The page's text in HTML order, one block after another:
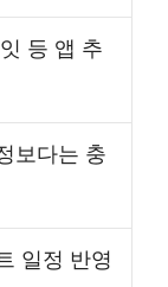
등 앱 추
보다는 충
일정 반영